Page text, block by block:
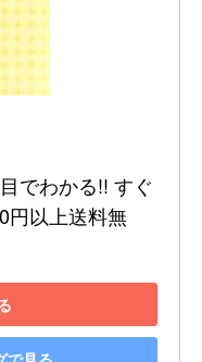
でわかる!! すぐ
円以上送料無